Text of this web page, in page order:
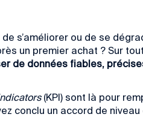
s’améliorer ou de se
un premier achat ? Sur
de données fiables,
(KPI) sont là pour
conclu un accord de niveau